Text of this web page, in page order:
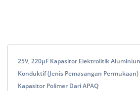
25V, 220μF Kapasitor Elektrolitik
Konduktif (Jenis Pemasangan
Kapasitor Polimer Dari APAQ